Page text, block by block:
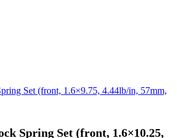
Set (front, 1.6×9.75, 4.44lb/in, 57mm,
Spring Set (front, 1.6×10.25,